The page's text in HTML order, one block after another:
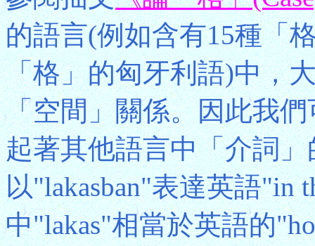
的語言(例如含有15種「
「格」的匈牙利語)中，
「空間」關係。因此我
起著其他語言中「介詞
以"lakasban"表達英語"in
中"lakas"相當於英語的